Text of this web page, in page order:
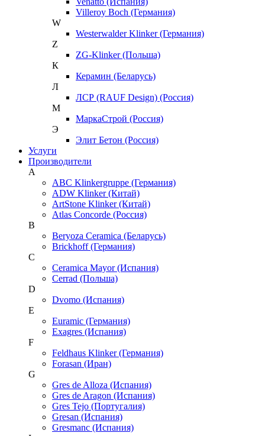
Villeroy Boch (Германия)
W
Westerwalder Klinker (Германия)
Z
ZG-Klinker (Польша)
К
Керамин (Беларусь)
Л
ЛСР (RAUF Design) (Россия)
М
МаркаСтрой (Россия)
Э
Элит Бетон (Россия)
Услуги
Производители
A
ABC Klinkergruppe (Германия)
ADW Klinker (Китай)
ArtStone Klinker (Китай)
Atlas Concorde (Россия)
B
Beryoza Ceramica (Беларусь)
Brickhoff (Германия)
C
Ceramica Mayor (Испания)
Cerrad (Польша)
D
Dvomo (Испания)
E
Euramic (Германия)
Exagres (Испания)
F
Feldhaus Klinker (Германия)
Forasan (Иран)
G
Gres de Alloza (Испания)
Gres de Aragon (Испания)
Gres Tejo (Португалия)
Gresan (Испания)
Gresmanc (Испания)